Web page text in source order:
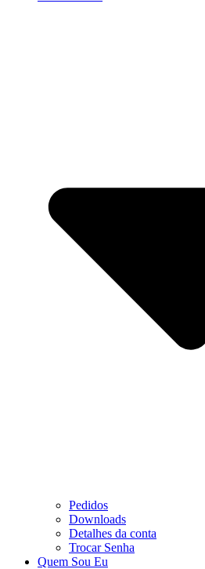
Pedidos
Downloads
Detalhes da conta
Trocar Senha
Quem Sou Eu